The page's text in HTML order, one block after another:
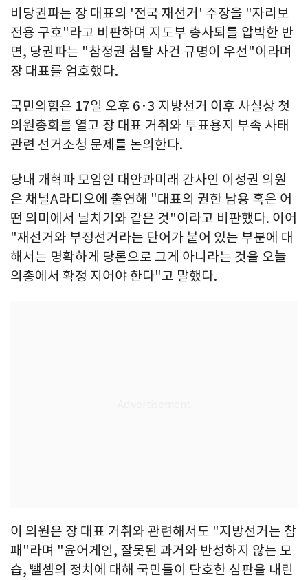
비당권파는 장 대표의 '전국 재선거' 주장을 "자리보
전용 구호"라고 비판하며 지도부 총사퇴를 압박한 반
면, 당권파는 "참정권 침탈 사건 규명이 우선"이라며
장 대표를 엄호했다.
국민의힘은 17일 오후 6·3 지방선거 이후 사실상 첫
의원총회를 열고 장 대표 거취와 투표용지 부족 사태
관련 선거소청 문제를 논의한다.
당내 개혁파 모임인 대안과미래 간사인 이성권 의원
은 채널A라디오에 출연해 "대표의 권한 남용 혹은 어
떤 의미에서 날치기와 같은 것"이라고 비판했다. 이어
"재선거와 부정선거라는 단어가 붙어 있는 부분에 대
해서는 명확하게 당론으로 그게 아니라는 것을 오늘
의총에서 확정 지어야 한다"고 말했다.
이 의원은 장 대표 거취와 관련해서도 "지방선거는 참
패"라며 "윤어게인, 잘못된 과거와 반성하지 않는 모
습, 뺄셈의 정치에 대해 국민들이 단호한 심판을 내린